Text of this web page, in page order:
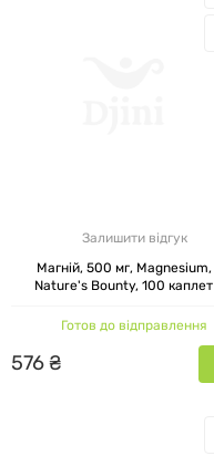
Залишити відгук
Магній, 500 мг, Magnesium,
Nature's Bounty, 100 каплет
Готов до відправлення
576₴